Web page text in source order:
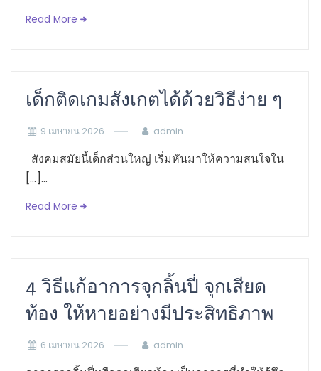
Read More
เด็กติดเกมสังเกตได้ด้วยวิธีง่าย ๆ
9 เมษายน 2026 admin
สังคมสมัยนี้เด็กส่วนใหญ่ เริ่มหันมาให้ความสนใจใน
[…]...
Read More
4 วิธีแก้อาการจุกลิ้นปี่ จุกเสียด
ท้อง ให้หายอย่างมีประสิทธิภาพ
6 เมษายน 2026 admin